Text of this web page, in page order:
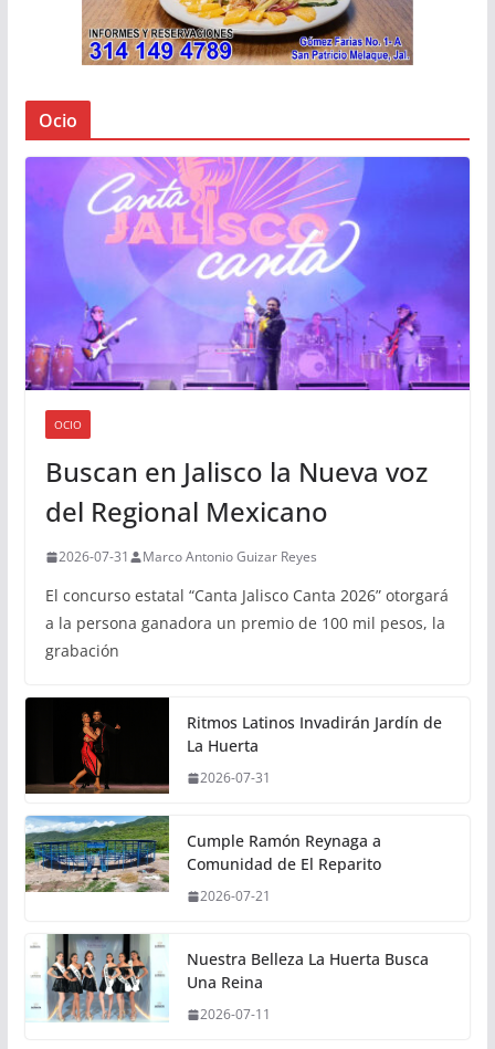
Ocio
OCIO
Buscan en Jalisco la Nueva voz
del Regional Mexicano
2026-07-31 Marco Antonio Guizar Reyes
El concurso estatal “Canta Jalisco Canta 2026” otorgará
a la persona ganadora un premio de 100 mil pesos, la
grabación
Ritmos Latinos Invadirán Jardín de
La Huerta
2026-07-31
Cumple Ramón Reynaga a
Comunidad de El Reparito
2026-07-21
Nuestra Belleza La Huerta Busca
Una Reina
2026-07-11